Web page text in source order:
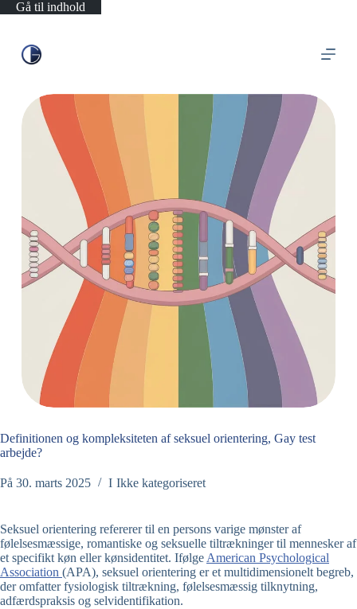
Gå til indhold
Definitionen og kompleksiteten af seksuel orientering, Gay test
arbejde?
På 30. marts 2025 I Ikke kategoriseret
Seksuel orientering refererer til en persons varige mønster af
følelsesmæssige, romantiske og seksuelle tiltrækninger til mennesker af
et specifikt køn eller kønsidentitet. Ifølge American Psychological
Association (APA), seksuel orientering er et multidimensionelt begreb,
der omfatter fysiologisk tiltrækning, følelsesmæssig tilknytning,
adfærdspraksis og selvidentifikation.